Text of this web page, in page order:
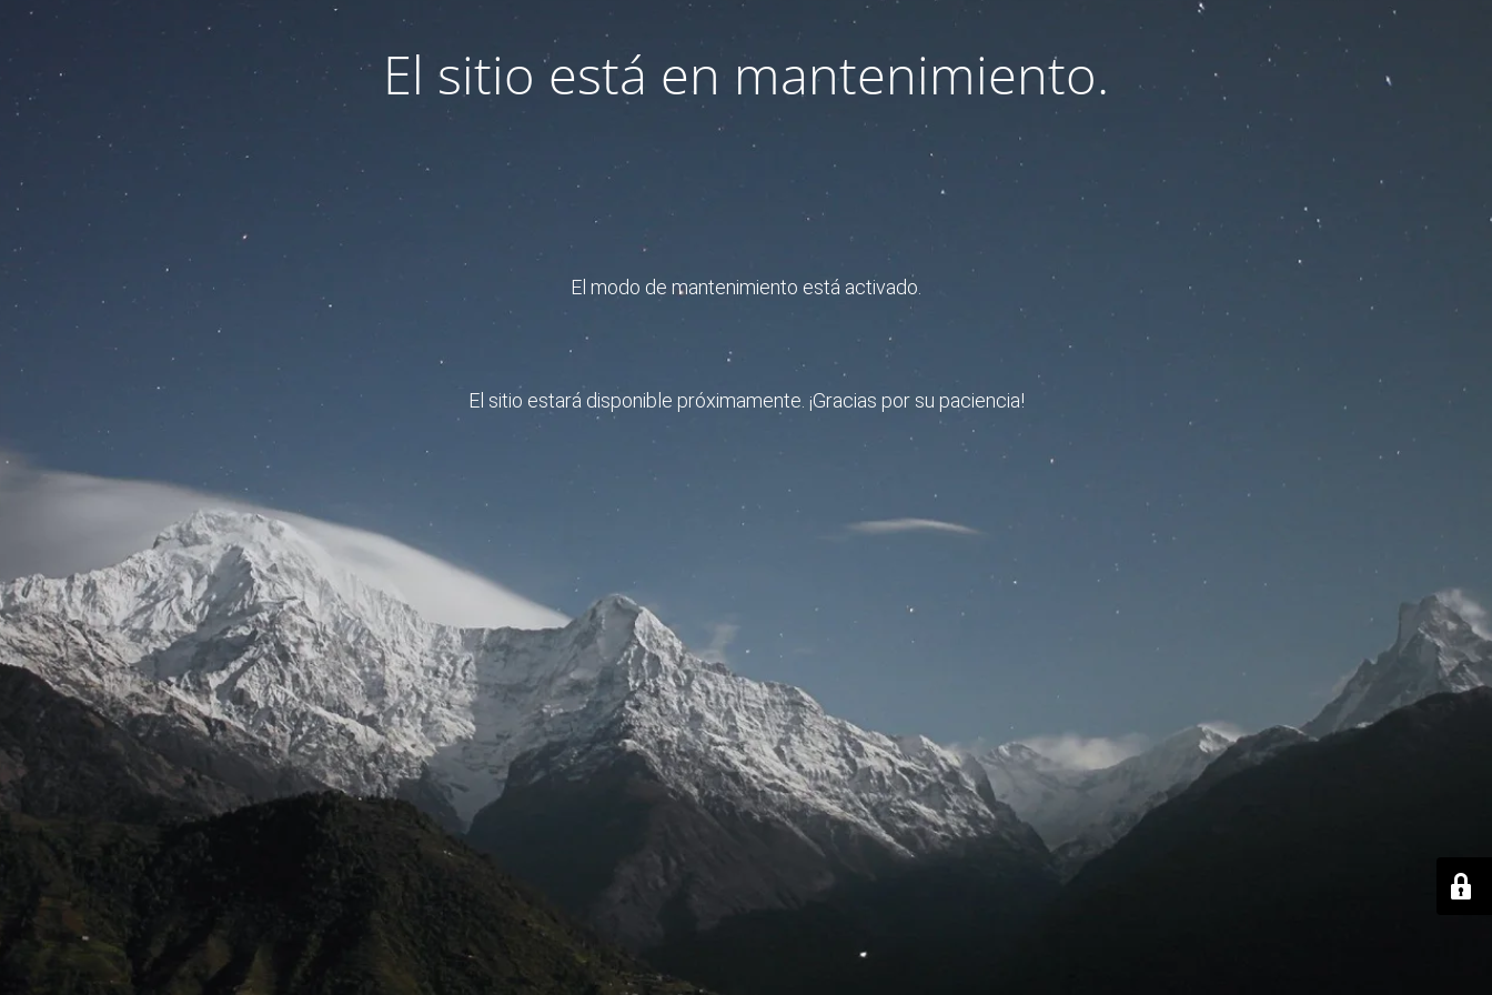
El sitio está en mantenimiento.
El modo de mantenimiento está activado.
El sitio estará disponible próximamente. ¡Gracias por su paciencia!